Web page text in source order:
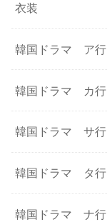
衣装
韓国ドラマ ア行
韓国ドラマ カ行
韓国ドラマ サ行
韓国ドラマ タ行
韓国ドラマ ナ行